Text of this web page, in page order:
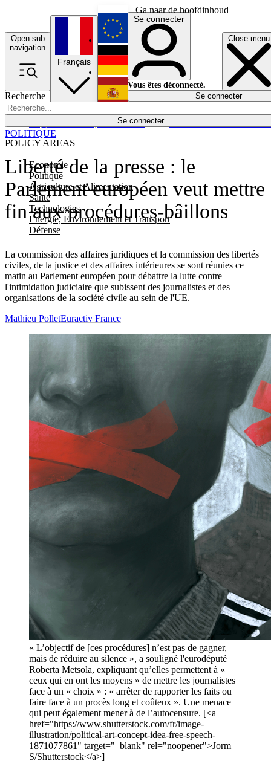
Ga naar de hoofdinhoud
Open sub
navigation
Close menu
Recherche
Se connecter
POLICY AREAS
Economie
Politique
Agriculture et Alimentation
Santé
Technologies
Energie, Environnement et Transport
Défense
Économie
Français
English
Deutsch
Español
Se connecter
Vous êtes déconnecté.
Se connecter
Liberté de la presse : le
Parlement européen veut mettre
fin aux procédures-bâillons
La commission des affaires juridiques et la commission des libertés
civiles, de la justice et des affaires intérieures se sont réunies ce
matin au Parlement européen pour débattre la lutte contre
l'intimidation judiciaire que subissent des journalistes et des
organisations de la société civile au sein de l'UE.
POLITIQUE
Mathieu PolletEuractiv France
« L’objectif de [ces procédures] n’est pas de gagner,
mais de réduire au silence », a souligné l'eurodéputé
Roberta Metsola, expliquant qu’elles permettent à «
ceux qui en ont les moyens » de mettre les journalistes
face à un « choix » : « arrêter de rapporter les faits ou
faire face à un procès long et coûteux ». Une menace
qui peut également mener à de l’autocensure. [<a
href="https://www.shutterstock.com/fr/image-
illustration/political-art-concept-idea-free-speech-
1871077861" target="_blank" rel="noopener">Jorm
S/Shutterstock</a>]